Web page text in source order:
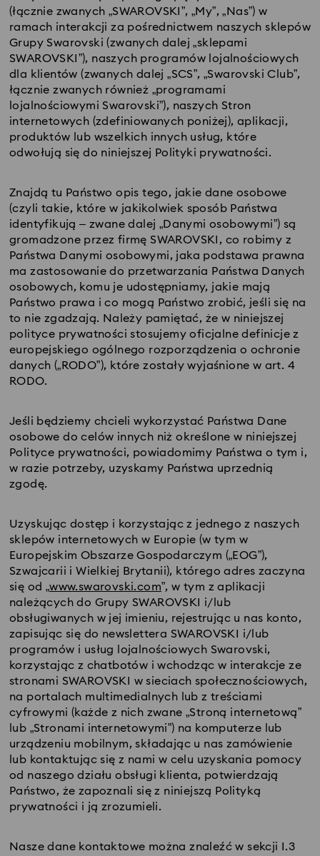
(łącznie zwanych „SWAROVSKI”, „My”, „Nas”) w
ramach interakcji za pośrednictwem naszych sklepów
Grupy Swarovski (zwanych dalej „sklepami
SWAROVSKI”), naszych programów lojalnościowych
dla klientów (zwanych dalej „SCS”, „Swarovski Club”,
łącznie zwanych również „programami
lojalnościowymi Swarovski”), naszych Stron
internetowych (zdefiniowanych poniżej), aplikacji,
produktów lub wszelkich innych usług, które
odwołują się do niniejszej Polityki prywatności.
Znajdą tu Państwo opis tego, jakie dane osobowe
(czyli takie, które w jakikolwiek sposób Państwa
identyfikują – zwane dalej „Danymi osobowymi”) są
gromadzone przez firmę SWAROVSKI, co robimy z
Państwa Danymi osobowymi, jaka podstawa prawna
ma zastosowanie do przetwarzania Państwa Danych
osobowych, komu je udostępniamy, jakie mają
Państwo prawa i co mogą Państwo zrobić, jeśli się na
to nie zgadzają. Należy pamiętać, że w niniejszej
polityce prywatności stosujemy oficjalne definicje z
europejskiego ogólnego rozporządzenia o ochronie
danych („RODO”), które zostały wyjaśnione w art. 4
RODO.
Jeśli będziemy chcieli wykorzystać Państwa Dane
osobowe do celów innych niż określone w niniejszej
Polityce prywatności, powiadomimy Państwa o tym i,
w razie potrzeby, uzyskamy Państwa uprzednią
zgodę.
Uzyskując dostęp i korzystając z jednego z naszych
sklepów internetowych w Europie (w tym w
Europejskim Obszarze Gospodarczym („EOG”),
Szwajcarii i Wielkiej Brytanii), którego adres zaczyna
się od „www.swarovski.com”, w tym z aplikacji
należących do Grupy SWAROVSKI i/lub
obsługiwanych w jej imieniu, rejestrując u nas konto,
zapisując się do newslettera SWAROVSKI i/lub
programów i usług lojalnościowych Swarovski,
korzystając z chatbotów i wchodząc w interakcje ze
stronami SWAROVSKI w sieciach społecznościowych,
na portalach multimedialnych lub z treściami
cyfrowymi (każde z nich zwane „Stroną internetową”
lub „Stronami internetowymi”) na komputerze lub
urządzeniu mobilnym, składając u nas zamówienie
lub kontaktując się z nami w celu uzyskania pomocy
od naszego działu obsługi klienta, potwierdzają
Państwo, że zapoznali się z niniejszą Polityką
prywatności i ją zrozumieli.
Nasze dane kontaktowe można znaleźć w sekcji I.3